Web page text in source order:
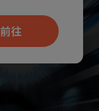
App新用
往